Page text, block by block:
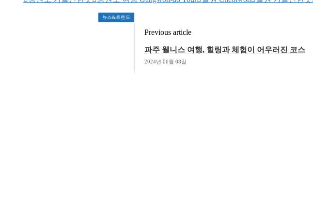
뉴스&트렌드
Previous article
파주 웰니스 여행, 힐링과 체험이 어우러진 코스
2024년 06월 08일